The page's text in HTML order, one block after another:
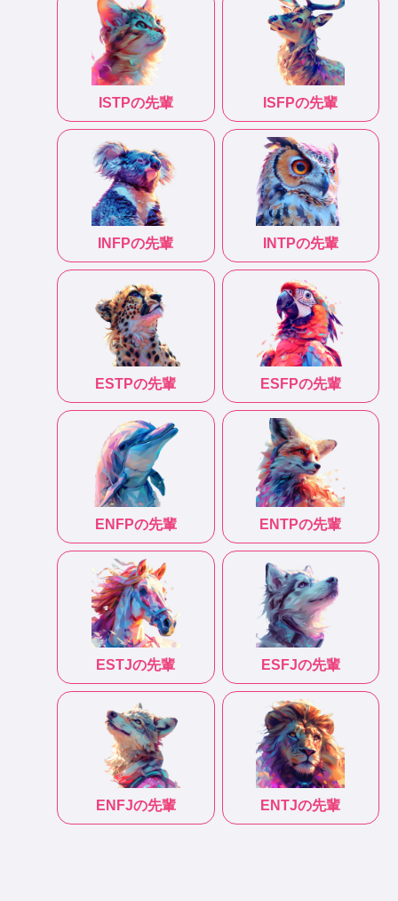
ISTPの先輩 ISFPの先輩
INFPの先輩 INTPの先輩
ESTPの先輩 ESFPの先輩
ENFPの先輩 ENTPの先輩
ESTJの先輩 ESFJの先輩
ENFJの先輩 ENTJの先輩